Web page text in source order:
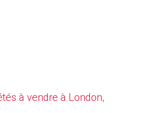
à vendre à London,